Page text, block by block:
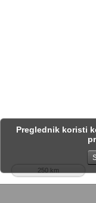
250 km
Preglednik koristi